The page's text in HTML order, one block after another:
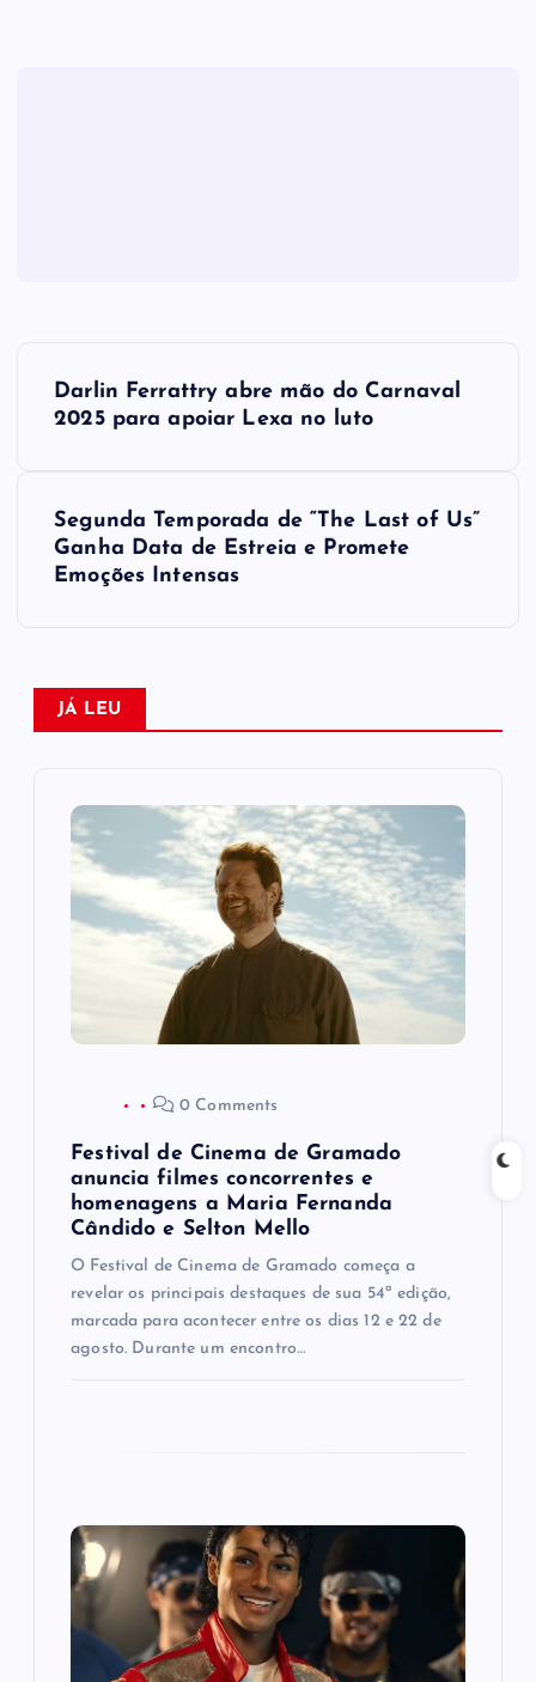
N
ç
Darlin Ferrattry abre mão do Carnaval
2025 para apoiar Lexa no luto
Segunda Temporada de “The Last of Us”
Ganha Data de Estreia e Promete
Emoções Intensas
JÁ LEU
0 Comments
Festival de Cinema de Gramado
anuncia filmes concorrentes e
homenagens a Maria Fernanda
Cândido e Selton Mello
O Festival de Cinema de Gramado começa a
revelar os principais destaques de sua 54ª edição,
marcada para acontecer entre os dias 12 e 22 de
agosto. Durante um encontro…